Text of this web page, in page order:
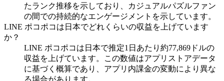
たランク推移を示しており、カジュアルパズルファン
の間での持続的なエンゲージメントを示しています。
LINE ポコポコは日本でどれくらいの収益を上げています
か？
LINE ポコポコは日本で推定1日あたり約77,869ドルの
収益を上げています。この数値はアプリストアデータ
に基づく概算であり、アプリ内課金の変動により異な
る場合があります。